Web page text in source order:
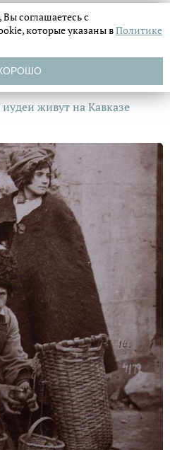
живут на Кавказе
соглашаетесь с
которые указаны вПолитике